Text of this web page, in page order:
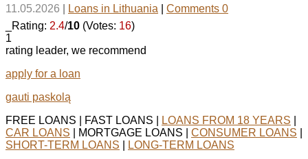
11.05.2026 Loans in Lithuania
Comments 0
_Rating: 2.4/10 (Votes: 16)
1
rating leader, we recommend
apply for a loan
gauti paskolą
FREE LOANS | FAST LOANS |
LOANS FROM 18 YEARS
CAR LOANS | MORTGAGE LOANS | CONSUMER LOANS
SHORT-TERM LOANS
LONG-TERM LOANS